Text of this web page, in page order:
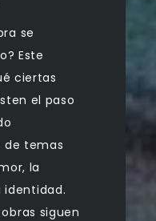
se
Este
ciertas
el paso
de temas
la
identidad.
siguen